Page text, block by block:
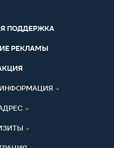
ПОДДЕРЖКА
РЕКЛАМЫ